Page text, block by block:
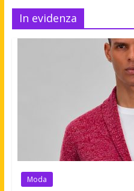
In evidenza
Moda